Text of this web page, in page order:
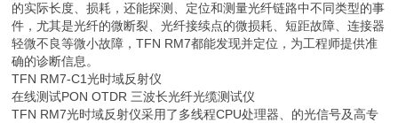
的实际长度、损耗，还能探测、定位和测量光纤链路中不同类型的事
件，尤其是光纤的微断裂、光纤接续点的微损耗、短距故障、连接器
轻微不良等微小故障，TFN RM7都能发现并定位，为工程师提供准
确的诊断信息。
TFN RM7-C1光时域反射仪
在线测试PON OTDR 三波长光纤光缆测试仪
TFN RM7光时域反射仪采用了多线程CPU处理器、的光信号及高专